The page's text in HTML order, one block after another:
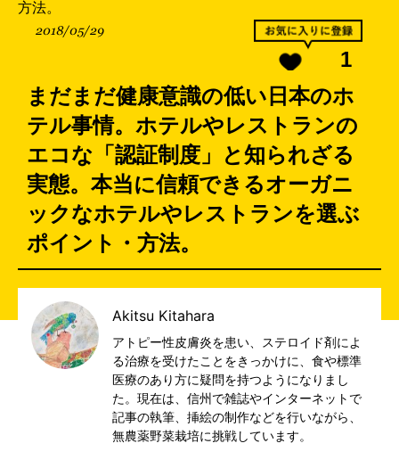
方法。
2018/05/29
1
まだまだ健康意識の低い日本のホ
テル事情。ホテルやレストランの
エコな「認証制度」と知られざる
実態。本当に信頼できるオーガニ
ックなホテルやレストランを選ぶ
ポイント・方法。
Akitsu Kitahara
アトピー性皮膚炎を患い、ステロイド剤によ
る治療を受けたことをきっかけに、食や標準
医療のあり方に疑問を持つようになりまし
た。現在は、信州で雑誌やインターネットで
記事の執筆、挿絵の制作などを行いながら、
無農薬野菜栽培に挑戦しています。